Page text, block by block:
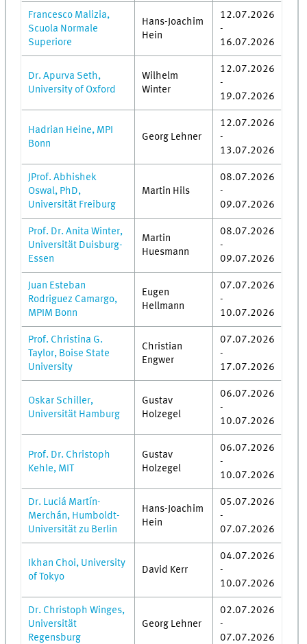
Francesco Malizia,
Scuola Normale
Superiore
Hans-Joachim
Hein
12.07.2026
-
16.07.2026
Dr. Apurva Seth,
University of Oxford
Wilhelm
Winter
12.07.2026
-
19.07.2026
Hadrian Heine, MPI
Bonn
Georg Lehner
12.07.2026
-
13.07.2026
JProf. Abhishek
Oswal, PhD,
Universität Freiburg
Martin Hils
08.07.2026
-
09.07.2026
Prof. Dr. Anita Winter,
Universität Duisburg-
Essen
Martin
Huesmann
08.07.2026
-
09.07.2026
Juan Esteban
Rodriguez Camargo,
MPIM Bonn
Eugen
Hellmann
07.07.2026
-
10.07.2026
Prof. Christina G.
Taylor, Boise State
University
Christian
Engwer
07.07.2026
-
17.07.2026
Oskar Schiller,
Universität Hamburg
Gustav
Holzegel
06.07.2026
-
10.07.2026
Prof. Dr. Christoph
Kehle, MIT
Gustav
Holzegel
06.07.2026
-
10.07.2026
Dr. Luciá Martín-
Merchán, Humboldt-
Universität zu Berlin
Hans-Joachim
Hein
05.07.2026
-
07.07.2026
Ikhan Choi, University
of Tokyo
David Kerr
04.07.2026
-
10.07.2026
Dr. Christoph Winges,
Universität
Regensburg
Georg Lehner
02.07.2026
-
07.07.2026